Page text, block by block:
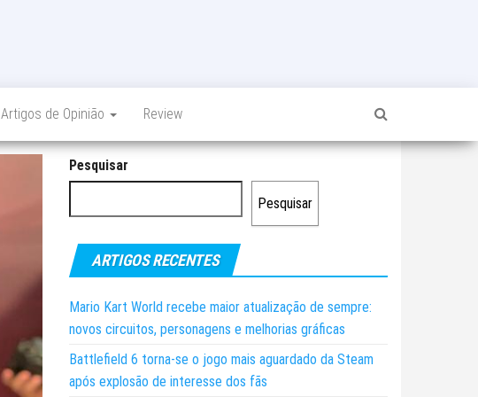
Artigos de Opinião Review
Pesquisar
Pesquisar
ARTIGOS RECENTES
Mario Kart World recebe maior atualização de sempre:
novos circuitos, personagens e melhorias gráficas
Battlefield 6 torna-se o jogo mais aguardado da Steam
após explosão de interesse dos fãs